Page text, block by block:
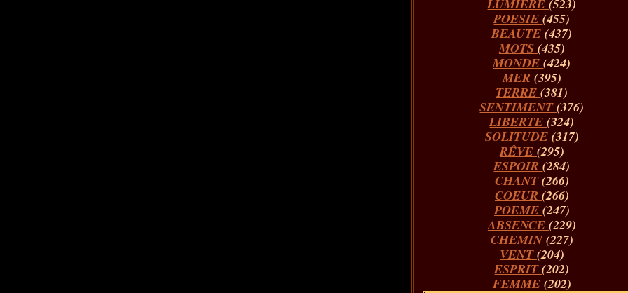
LUMIERE(523)
POESIE(455)
BEAUTE(437)
MOTS (435)
MONDE(424)
MER (395)
TERRE(381)
SENTIMENT(376)
LIBERTE(324)
SOLITUDE (317)
RÊVE (295)
ESPOIR(284)
CHANT(266)
COEUR (266)
POEME (247)
ABSENCE (229)
CHEMIN(227)
VENT(204)
ESPRIT(202)
FEMME (202)